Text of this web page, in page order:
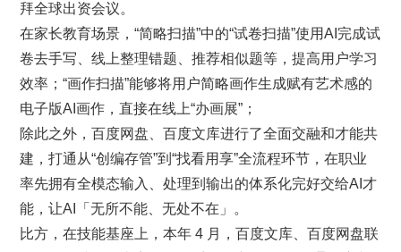
拜全球出资会议。
在家长教育场景，“简略扫描”中的“试卷扫描”使用AI完成试
卷去手写、线上整理错题、推荐相似题等，提高用户学习
效率；“画作扫描”能够将用户简略画作生成赋有艺术感的
电子版AI画作，直接在线上“办画展”；
除此之外，百度网盘、百度文库进行了全面交融和才能共
建，打通从“创编存管”到“找看用享”全流程环节，在职业
率先拥有全模态输入、处理到输出的体系化完好交给AI才
能，让AI「无所不能、无处不在」。
比方，在技能基座上，本年 4 月，百度文库、百度网盘联